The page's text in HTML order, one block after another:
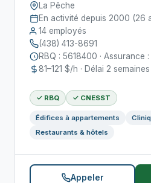
La Pêche
En activité depuis 2000 (26
14 employés
(438) 413-8691
RBQ : 5618400 ·
81–121 $/h · Délai 2 semaines
✓ RBQ ✓ CNESST
Édifices à appartements
Restaurants & hôtels
Appeler